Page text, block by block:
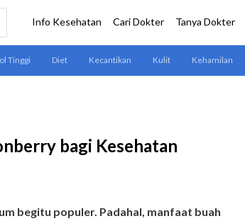
bagi Kesehatan
begitu populer. Padahal, manfaat buah